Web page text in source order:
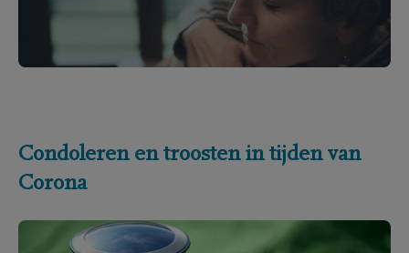
Condoleren en troosten in tijden van
Corona